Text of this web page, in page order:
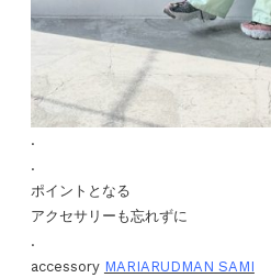
.
.
ポイントとなる
アクセサリーも忘れずに
.
accessory MARIARUDMAN SAMI